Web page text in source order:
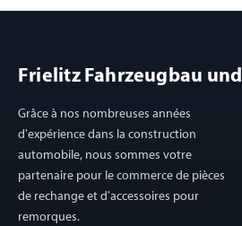
Frielitz Fahrzeugbau
Grâce à nos nombreuses années
d'expérience dans la construction
automobile, nous sommes votre
partenaire pour le commerce de pièces
de rechange et d'accessoires pour
remorques.